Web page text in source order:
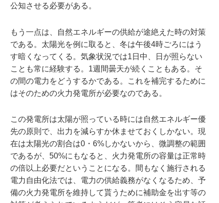
公知させる必要がある。
もう一点は、自然エネルギーの供給が途絶えた時の対策
である。太陽光を例に取ると、冬は午後4時ごろにはう
す暗くなってくる。気象状況では1日中、日が照らない
ことも常に経験する。1週間曇天が続くこともある。そ
の間の電力をどうするかである。これを補完するために
はそのための火力発電所が必要なのである。
この発電所は太陽が照っている時には自然エネルギー優
先の原則で、出力を減らすか休ませておくしかない。現
在は太陽光の割合は0・6%しかないから、微調整の範囲
であるが、50%にもなると、火力発電所の容量は正常時
の倍以上必要だということになる。間もなく施行される
電力自由化法では、電力の供給義務がなくなるため、予
備の火力発電所を維持して貰うために補助金を出す等の